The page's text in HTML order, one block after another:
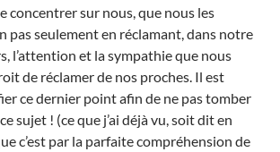
concentrer sur nous, que nous les
pas seulement en réclamant, dans notre
l’attention et la sympathie que nous
de réclamer de nos proches. Il est
ce dernier point afin de ne pas tomber
sujet ! (ce que j’ai déjà vu, soit dit en
c’est par la parfaite compréhension de